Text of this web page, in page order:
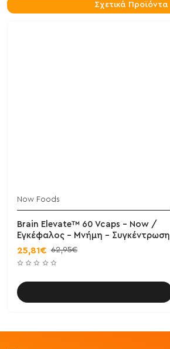
Σχετικά Προϊόντα
Now Foods
Brain Elevate™ 60 Vcaps - Now /
Εγκέφαλος - Μνήμη - Συγκέντρωση
25,81€ 62,95€